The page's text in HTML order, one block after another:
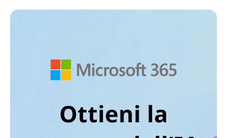
Ottieni la